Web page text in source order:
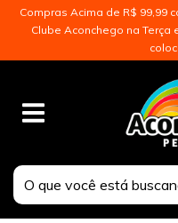
Compras Acima de R$ 99,99
Clube Aconchego na